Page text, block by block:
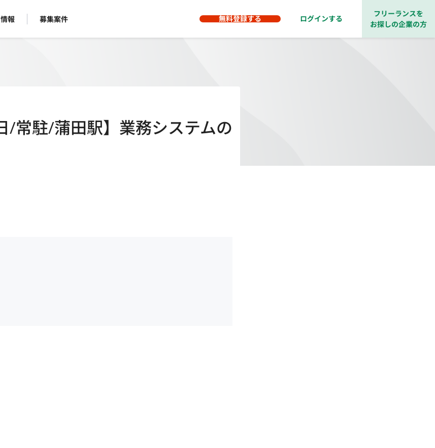
報 募集案件 無料登録する ログインする
フリーランスを
お探しの企業の方
/常駐/蒲田駅】業務システムの